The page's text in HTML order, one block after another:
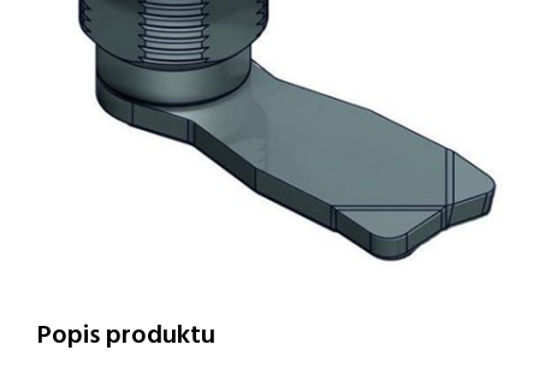
Popis produktu